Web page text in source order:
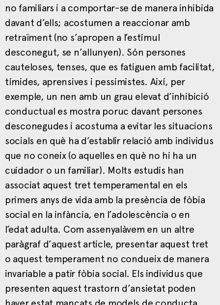
no familiars i a comportar-se de manera inhibida
davant d’ells; acostumen a reaccionar amb
retraïment (no s’apropen a l’estímul
desconegut, se n’allunyen). Són persones
cauteloses, tenses, que es fatiguen amb facilitat,
tímides, aprensives i pessimistes. Així, per
exemple, un nen amb un grau elevat d’inhibició
conductual es mostra poruc davant persones
desconegudes i acostuma a evitar les situacions
socials en què ha d’establir relació amb individus
que no coneix (o aquelles en què no hi ha un
cuidador o un familiar). Molts estudis han
associat aquest tret temperamental en els
primers anys de vida amb la presència de fòbia
social en la infància, en l’adolescència o en
l’edat adulta. Com assenyalàvem en un altre
paràgraf d’aquest article, presentar aquest tret
o aquest temperament no condueix de manera
invariable a patir fòbia social. Els individus que
presenten aquest trastorn d’ansietat poden